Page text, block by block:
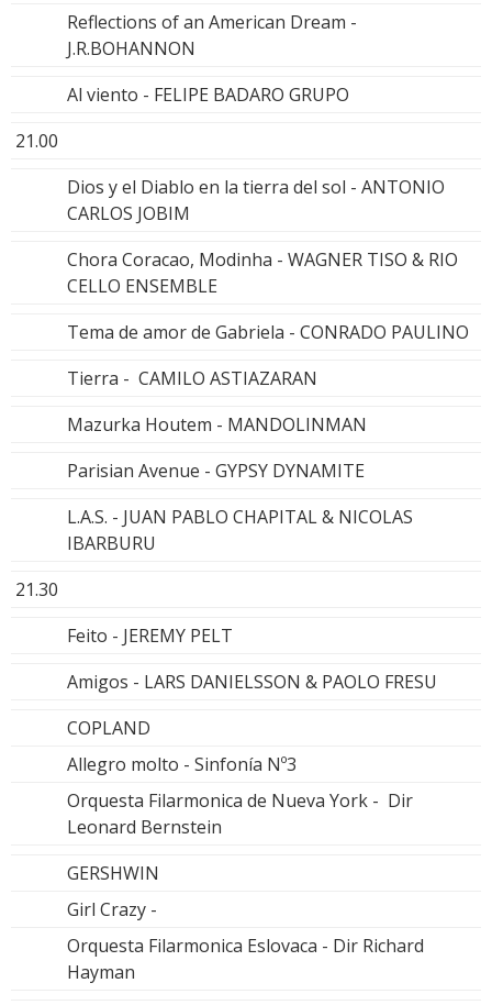
Reflections of an American Dream -
J.R.BOHANNON
Al viento - FELIPE BADARO GRUPO
21.00
Dios y el Diablo en la tierra del sol - ANTONIO
CARLOS JOBIM
Chora Coracao, Modinha - WAGNER TISO & RIO
CELLO ENSEMBLE
Tema de amor de Gabriela - CONRADO PAULINO
Tierra - CAMILO ASTIAZARAN
Mazurka Houtem - MANDOLINMAN
Parisian Avenue - GYPSY DYNAMITE
L.A.S. - JUAN PABLO CHAPITAL & NICOLAS
IBARBURU
21.30
Feito - JEREMY PELT
Amigos - LARS DANIELSSON & PAOLO FRESU
COPLAND
Allegro molto - Sinfonía Nº3
Orquesta Filarmonica de Nueva York - Dir
Leonard Bernstein
GERSHWIN
Girl Crazy -
Orquesta Filarmonica Eslovaca - Dir Richard
Hayman